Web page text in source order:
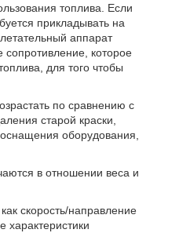
топлива. Если
прикладывать на
аппарат
сопротивление, которое
для того чтобы
по сравнению с
старой краски,
оборудования,
в отношении веса и
скорость/направление
характеристики